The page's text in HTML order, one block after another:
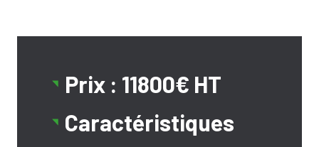
Prix : 11800€ HT
Caractéristiques